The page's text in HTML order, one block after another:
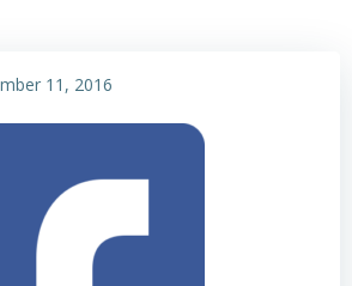
11, 2016